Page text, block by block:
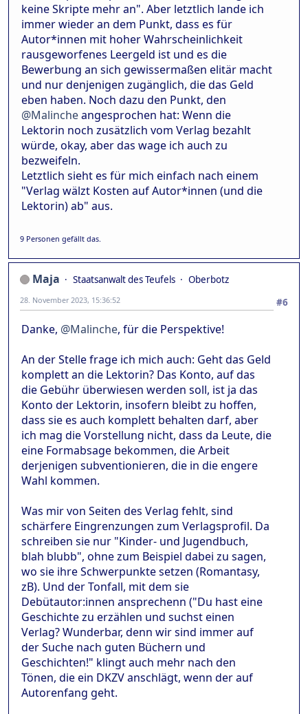
keine Skripte mehr an". Aber letztlich lande ich
immer wieder an dem Punkt, dass es für
Autor*innen mit hoher Wahrscheinlichkeit
rausgeworfenes Leergeld ist und es die
Bewerbung an sich gewissermaßen elitär macht
und nur denjenigen zugänglich, die das Geld
eben haben. Noch dazu den Punkt, den
@Malincheangesprochen hat: Wenn die
Lektorin noch zusätzlich vom Verlag bezahlt
würde, okay, aber das wage ich auch zu
bezweifeln.
Letztlich sieht es für mich einfach nach einem
"Verlag wälzt Kosten auf Autor*innen (und die
Lektorin) ab" aus.
9 Personen gefällt das.
Maja Staatsanwalt des Teufels
Oberbotz
#6
28. November 2023, 15:36:52
Danke, @Malinche, für die Perspektive!
An der Stelle frage ich mich auch: Geht das Geld
komplett an die Lektorin? Das Konto, auf das
die Gebühr überwiesen werden soll, ist ja das
Konto der Lektorin, insofern bleibt zu hoffen,
dass sie es auch komplett behalten darf, aber
ich mag die Vorstellung nicht, dass da Leute, die
eine Formabsage bekommen, die Arbeit
derjenigen subventionieren, die in die engere
Wahl kommen.
Was mir von Seiten des Verlag fehlt, sind
schärfere Eingrenzungen zum Verlagsprofil. Da
schreiben sie nur "Kinder- und Jugendbuch,
blah blubb", ohne zum Beispiel dabei zu sagen,
wo sie ihre Schwerpunkte setzen (Romantasy,
zB). Und der Tonfall, mit dem sie
Debütautor:innen ansprechenn ("Du hast eine
Geschichte zu erzählen und suchst einen
Verlag? Wunderbar, denn wir sind immer auf
der Suche nach guten Büchern und
Geschichten!" klingt auch mehr nach den
Tönen, die ein DKZV anschlägt, wenn der auf
Autorenfang geht.